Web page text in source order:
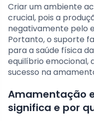
Criar um ambiente
crucial, pois a
negativamente pelo
Portanto, o suporte
para a saúde física
equilíbrio emocional,
sucesso na
Amamentação
significa e por